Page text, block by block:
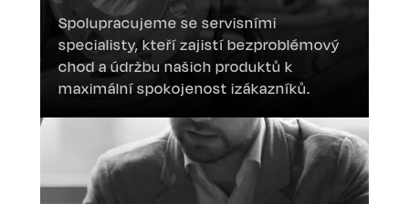
Spolupracujeme se servisními
specialisty, kteří zajistí bezproblémový
chod a údržbu našich produktů k
maximální spokojenost izákazníků.